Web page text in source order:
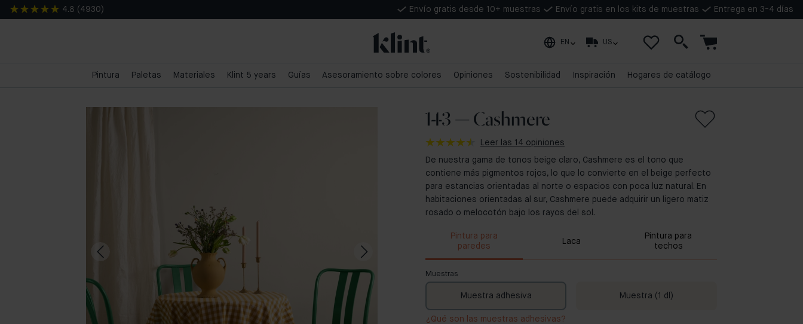
4.8 ( 4930 ) Envío gratis desde 10+ muestras Envío gratis en los kits de muestras Entrega en 3-4 días
EN US
Pintura Paletas Materiales Klint 5 years Guías Asesoramiento sobre colores Opiniones Sostenibilidad Inspiración Hogares de catálogo
143 — Cashmere
Leer las 14 opiniones
De nuestra gama de tonos beige claro, Cashmere es el tono que
contiene más pigmentos rojos, lo que lo convierte en el beige perfecto
para estancias orientadas al norte o espacios con poca luz natural. En
habitaciones orientadas al sur, Cashmere puede adquirir un ligero matiz
rosado o melocotón bajo los rayos del sol.
Pintura para
paredes
Laca
Pintura para
techos
Muestras
Muestra adhesiva Muestra (1 dl)
¿Qué son las muestras adhesivas?